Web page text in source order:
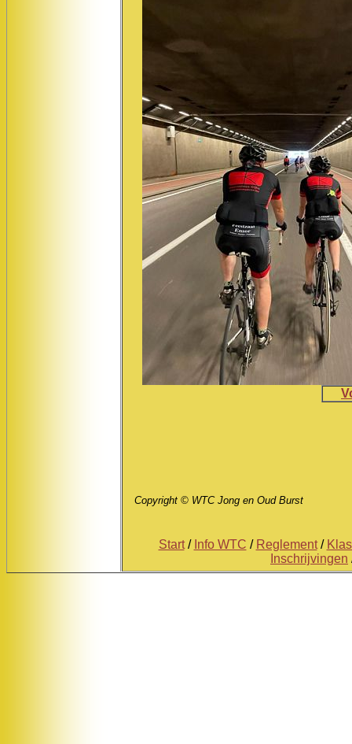
Copyright © WTC Jong en Oud Burst
Start/ Info WTC / Reglement/
Inschrijvingen